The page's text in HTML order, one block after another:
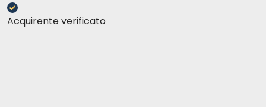
Acquirente verificato